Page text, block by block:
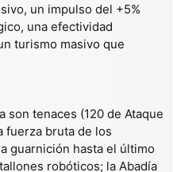
un impulso del +5%
una efectividad
turismo masivo que
son tenaces (120 de Ataque
fuerza bruta de los
guarnición hasta el último
robóticos; la Abadía